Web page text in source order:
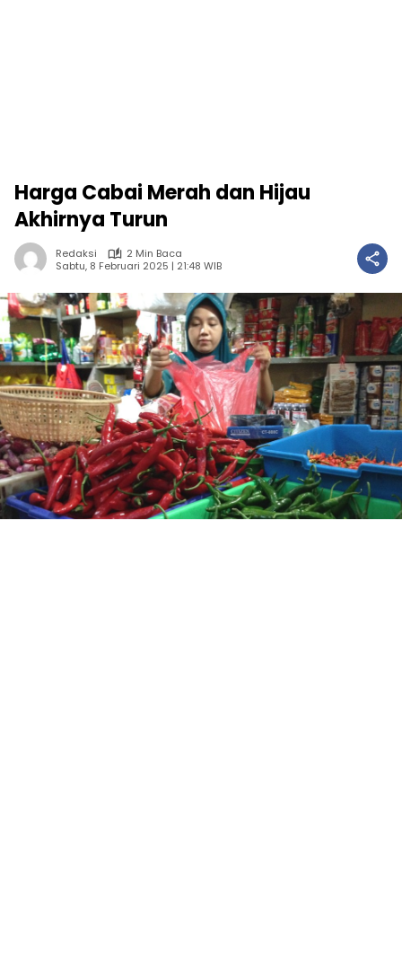
Harga Cabai Merah dan Hijau
Akhirnya Turun
Redaksi
2 Min Baca
Sabtu, 8 Februari 2025 | 21:48 WIB